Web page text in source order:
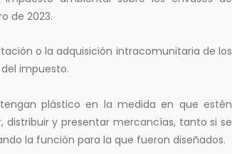
de 2023.
o la adquisición intracomunitaria de los
impuesto.
plástico en la medida en que estén
y presentar mercancías, tanto si se
la función para la que fueron diseñados.